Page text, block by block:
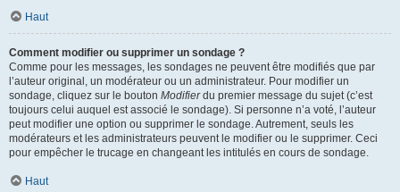
Haut
Comment modifier ou supprimer un sondage ?
Comme pour les messages, les sondages ne peuvent être modifiés que par
l’auteur original, un modérateur ou un administrateur. Pour modifier un
sondage, cliquez sur le bouton Modifierdu premier message du sujet (c’est
toujours celui auquel est associé le sondage). Si personne n’a voté, l’auteur
peut modifier une option ou supprimer le sondage. Autrement, seuls les
modérateurs et les administrateurs peuvent le modifier ou le supprimer. Ceci
pour empêcher le trucage en changeant les intitulés en cours de sondage.
Haut